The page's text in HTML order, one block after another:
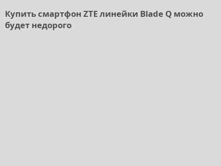
Купить смартфон ZTE линейки Blade Q можно
будет недорого